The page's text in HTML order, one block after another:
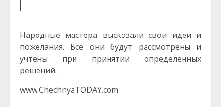
Народные мастера высказали свои идеи и
пожелания. Все они будут рассмотрены и
учтены при принятии определенных
решений.
www.ChechnyaTODAY.com